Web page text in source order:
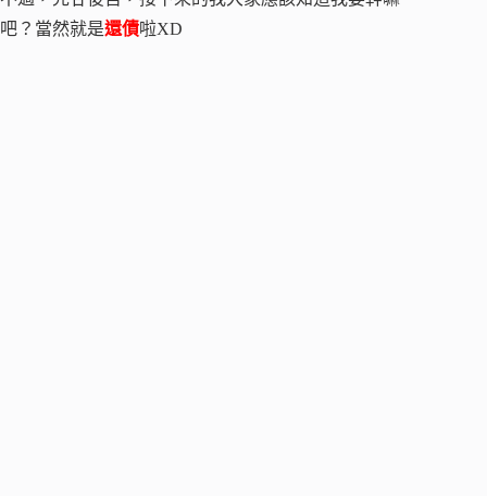
吧？當然就是還債啦XD